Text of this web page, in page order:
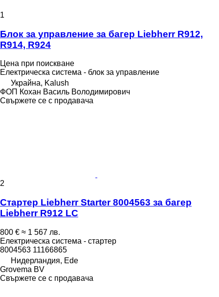
1
Блок за управление за багер Liebherr R912,
R914, R924
Цена при поискване
Електрическа система - блок за управление
Украйна, Kalush
ФОП Кохан Василь Володимирович
Свържете се с продавача
2
Стартер Liebherr Starter 8004563 за багер
Liebherr R912 LC
800 € ≈ 1 567 лв.
Електрическа система - стартер
8004563 11166865
Нидерландия, Ede
Grovema BV
Свържете се с продавача